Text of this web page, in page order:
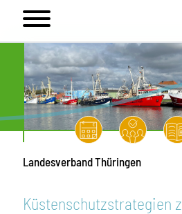
Landesverband Thüringen
Küstenschutzstrategien